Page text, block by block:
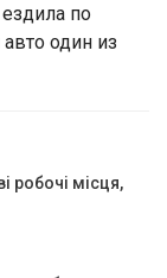
по
один из
робочі місця,